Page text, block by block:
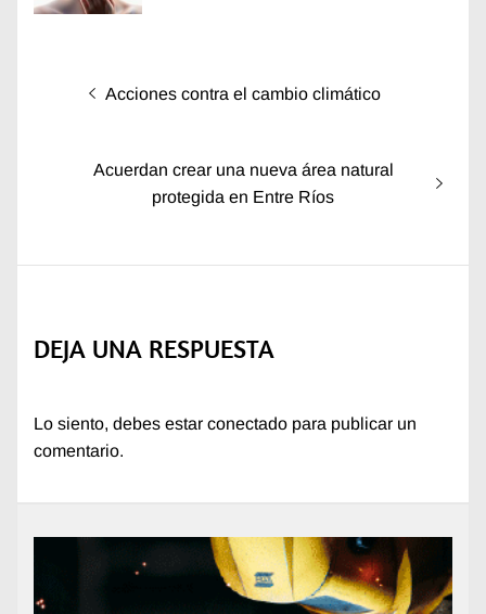
Navegación
Entrada
Acciones contra el cambio climático
Entrada
siguiente:
Acuerdan crear una nueva área natural
protegida en Entre Ríos
DEJA UNA RESPUESTA
Lo siento, debes estar conectado para publicar un
comentario.